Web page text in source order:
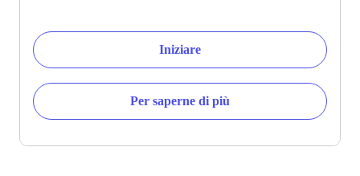
Iniziare
Per saperne di più